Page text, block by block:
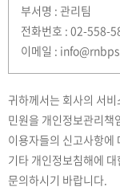
부서명 : 관리팀
전화번호 : 02-558-
이메일 :
귀하께서는 회사의 서
민원을 개인정보관리책
이용자들의 신고사항에
기타 개인정보침해에
문의하시기 바랍니다.